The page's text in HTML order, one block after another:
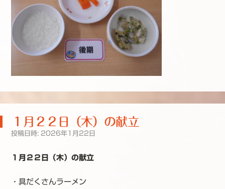
１月２２日（木）の献立
投稿日時: 2026年1月22日
１月２２日（木）の献立
・具だくさんラーメン